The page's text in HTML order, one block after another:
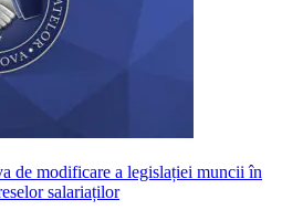
de modificare a legislației muncii în
salariaților